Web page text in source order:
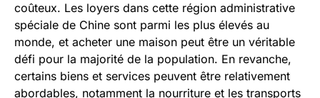
coûteux. Les loyers dans cette région administrative
spéciale de Chine sont parmi les plus élevés au
monde, et acheter une maison peut être un véritable
défi pour la majorité de la population. En revanche,
certains biens et services peuvent être relativement
abordables, notamment la nourriture et les transports